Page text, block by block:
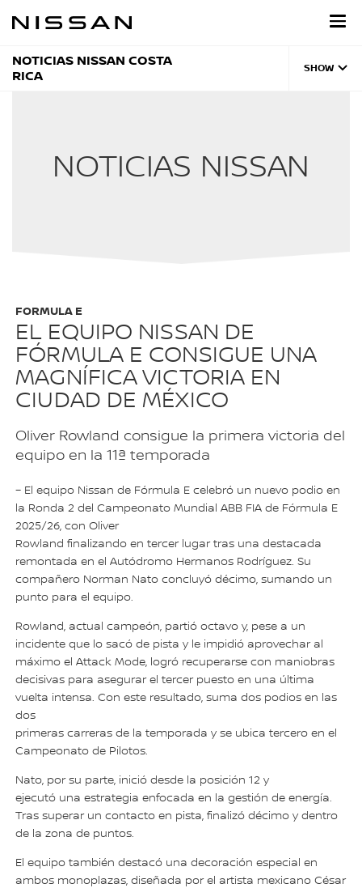
NOTICIAS NISSAN COSTA
RICA
SHOW
NOTICIAS NISSAN
EL EQUIPO NISSAN DE
FÓRMULA E CONSIGUE UNA
MAGNÍFICA VICTORIA EN
CIUDAD DE MÉXICO
FORMULA E
Oliver Rowland consigue la primera victoria del
equipo en la 11ª temporada
– El equipo Nissan de Fórmula E celebró un nuevo podio en
la Ronda 2 del Campeonato Mundial ABB FIA de Fórmula E
2025/26, con Oliver
Rowland finalizando en tercer lugar tras una destacada
remontada en el Autódromo Hermanos Rodríguez. Su
compañero Norman Nato concluyó décimo, sumando un
punto para el equipo.
Rowland, actual campeón, partió octavo y, pese a un
incidente que lo sacó de pista y le impidió aprovechar al
máximo el Attack Mode, logró recuperarse con maniobras
decisivas para asegurar el tercer puesto en una última
vuelta intensa. Con este resultado, suma dos podios en las
dos
primeras carreras de la temporada y se ubica tercero en el
Campeonato de Pilotos.
Nato, por su parte, inició desde la posición 12 y
ejecutó una estrategia enfocada en la gestión de energía.
Tras superar un contacto en pista, finalizó décimo y dentro
de la zona de puntos.
El equipo también destacó una decoración especial en
ambos monoplazas, diseñada por el artista mexicano César